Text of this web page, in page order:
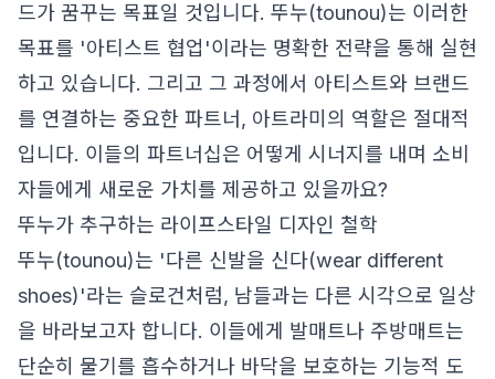
드가 꿈꾸는 목표일 것입니다. 뚜누(tounou)는 이러한
목표를 '아티스트 협업'이라는 명확한 전략을 통해 실현
하고 있습니다. 그리고 그 과정에서 아티스트와 브랜드
를 연결하는 중요한 파트너, 아트라미의 역할은 절대적
입니다. 이들의 파트너십은 어떻게 시너지를 내며 소비
자들에게 새로운 가치를 제공하고 있을까요?
뚜누가 추구하는 라이프스타일 디자인 철학
뚜누(tounou)는 '다른 신발을 신다(wear different
shoes)'라는 슬로건처럼, 남들과는 다른 시각으로 일상
을 바라보고자 합니다. 이들에게 발매트나 주방매트는
단순히 물기를 흡수하거나 바닥을 보호하는 기능적 도